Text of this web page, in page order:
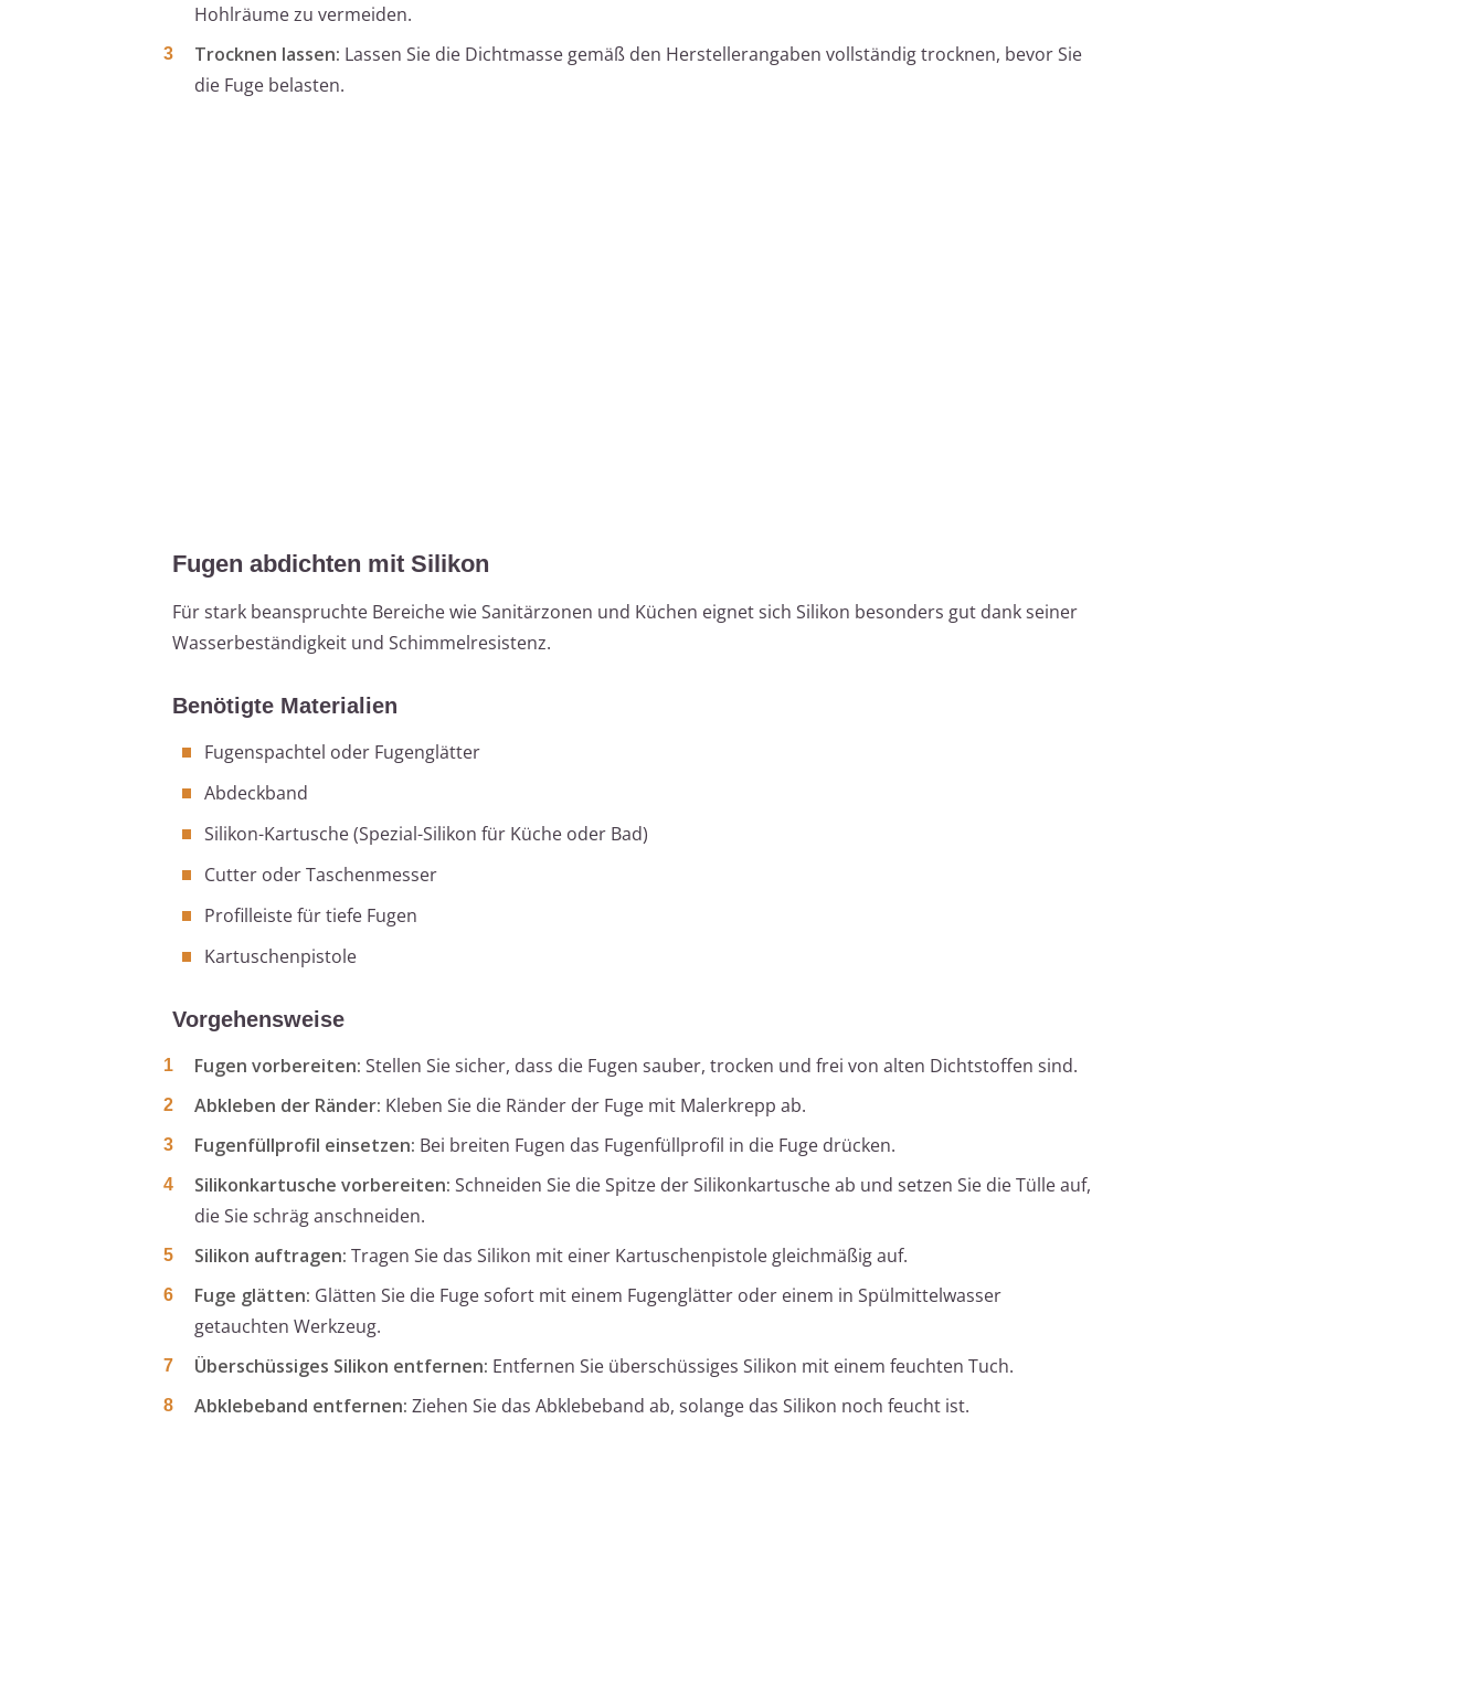
Hohlräume zu vermeiden.
Trocknen lassen: Lassen Sie die Dichtmasse gemäß den Herstellerangaben vollständig trocknen, bevor Sie
die Fuge belasten.
Fugen abdichten mit Silikon
Für stark beanspruchte Bereiche wie Sanitärzonen und Küchen eignet sich Silikon besonders gut dank seiner
Wasserbeständigkeit und Schimmelresistenz.
Benötigte Materialien
Fugenspachtel oder Fugenglätter
Abdeckband
Silikon-Kartusche (Spezial-Silikon für Küche oder Bad)
Cutter oder Taschenmesser
Profilleiste für tiefe Fugen
Kartuschenpistole
Vorgehensweise
Fugen vorbereiten: Stellen Sie sicher, dass die Fugen sauber, trocken und frei von alten Dichtstoffen sind.
Abkleben der Ränder: Kleben Sie die Ränder der Fuge mit Malerkrepp ab.
Fugenfüllprofil einsetzen: Bei breiten Fugen das Fugenfüllprofil in die Fuge drücken.
Silikonkartusche vorbereiten: Schneiden Sie die Spitze der Silikonkartusche ab und setzen Sie die Tülle auf,
die Sie schräg anschneiden.
Silikon auftragen: Tragen Sie das Silikon mit einer Kartuschenpistole gleichmäßig auf.
Fuge glätten: Glätten Sie die Fuge sofort mit einem Fugenglätter oder einem in Spülmittelwasser
getauchten Werkzeug.
Überschüssiges Silikon entfernen: Entfernen Sie überschüssiges Silikon mit einem feuchten Tuch.
Abklebeband entfernen: Ziehen Sie das Abklebeband ab, solange das Silikon noch feucht ist.